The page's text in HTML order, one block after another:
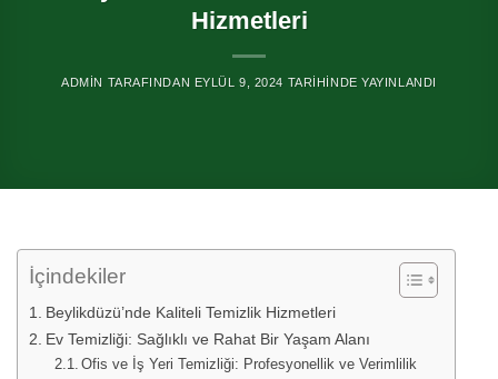
Hizmetleri
ADMIN TARAFINDAN EYLÜL 9, 2024 TARIHINDE YAYINLANDI
İçindekiler
Beylikdüzü’nde Kaliteli Temizlik Hizmetleri
Ev Temizliği: Sağlıklı ve Rahat Bir Yaşam Alanı
Ofis ve İş Yeri Temizliği: Profesyonellik ve Verimlilik